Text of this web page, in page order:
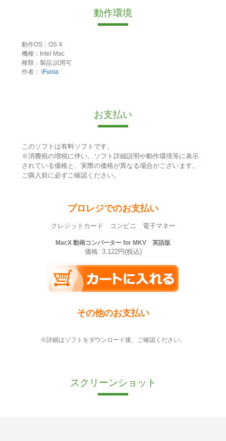
動作環境
動作OS：OS X
機種：Intel Mac
種類：製品:試用可
作者： iFunia
お支払い
このソフトは有料ソフトです。
※消費税の増税に伴い、ソフト詳細説明や動作環境等に表示
されている価格と、実際の価格が異なる場合がございます。
ご購入前に必ずご確認ください。
プロレジでのお支払い
クレジットカード コンビニ 電子マネー
MacX 動画コンバーター for MKV 英語版
価格: 3,122円(税込)
その他のお支払い
※詳細はソフトをダウンロード後、ご確認ください。
スクリーンショット